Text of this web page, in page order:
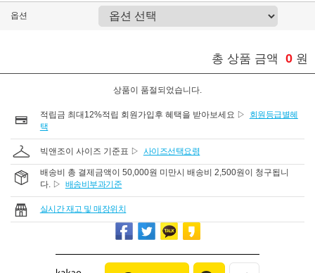
옵션
총 상품 금액 0 원
상품이 품절되었습니다.
적립금 최대12%적립 회원가입후 혜택을 받아보세요 ▷
회원등급별혜
택
빅앤조이 사이즈 기준표 ▷ 사이즈선택요령
배송비 총 결제금액이 50,000원 미만시 배송비 2,500원이 청구됩니
다. ▷ 배송비부과기준
실시간 재고 및 매장위치